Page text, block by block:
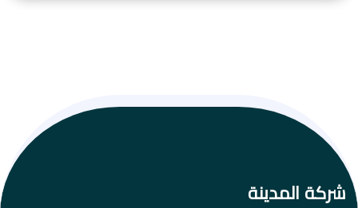
شركة المدينة